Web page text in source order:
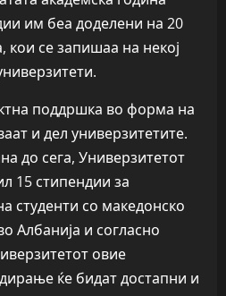
им беа доделени на 20
кои се запишаа на некој
поддршка во форма на
и дел универзитетите.
до сега, Универзитетот
15 стипендии за
студенти со македонско
Албанија и согласно
овие
ќе бидат достапни и